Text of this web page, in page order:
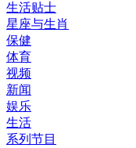
生活贴士
星座与生肖
保健
体育
视频
新闻
娱乐
生活
系列节目